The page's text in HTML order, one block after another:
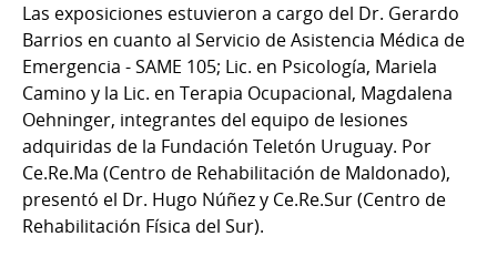
Las exposiciones estuvieron a cargo del Dr. Gerardo
Barrios en cuanto al Servicio de Asistencia Médica de
Emergencia - SAME 105; Lic. en Psicología, Mariela
Camino y la Lic. en Terapia Ocupacional, Magdalena
Oehninger, integrantes del equipo de lesiones
adquiridas de la Fundación Teletón Uruguay. Por
Ce.Re.Ma (Centro de Rehabilitación de Maldonado),
presentó el Dr. Hugo Núñez y Ce.Re.Sur (Centro de
Rehabilitación Física del Sur).